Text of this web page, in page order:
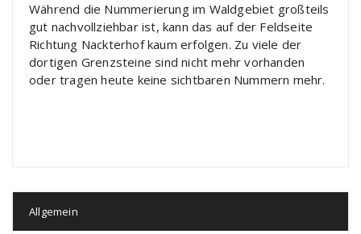
Während die Nummerierung im Waldgebiet großteils
gut nachvollziehbar ist, kann das auf der Feldseite
Richtung Nackterhof kaum erfolgen. Zu viele der
dortigen Grenzsteine sind nicht mehr vorhanden
oder tragen heute keine sichtbaren Nummern mehr.
Allgemein